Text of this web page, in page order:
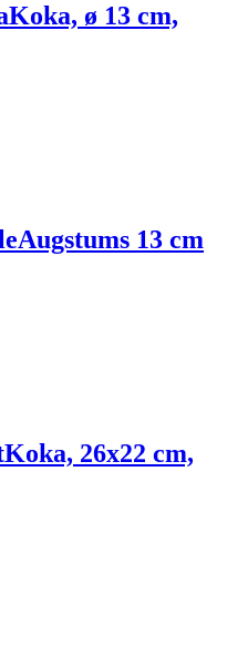
Koka, ø 13 cm,
Augstums 13 cm
Koka, 26x22 cm,